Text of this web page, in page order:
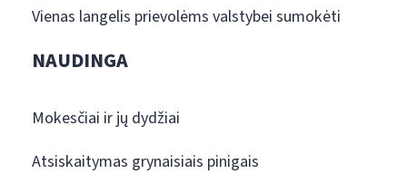
Vienas langelis prievolėms valstybei sumokėti
NAUDINGA
Mokesčiai ir jų dydžiai
Atsiskaitymas grynaisiais pinigais